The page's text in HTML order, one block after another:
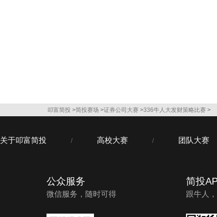
叩富简投 >简投赛场 >证券公司大赛 >336牛人大发财策略比赛 >
关于叩富简投 / 高校大赛 / 团队大赛
公众服务
微信服务，随时可得
简投
跟牛人